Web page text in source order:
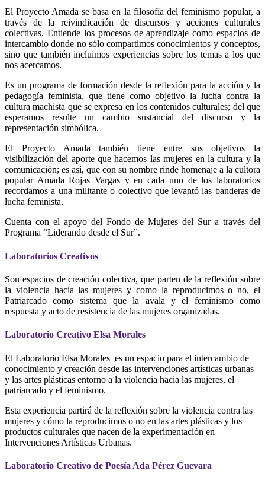
El Proyecto Amada se basa en la filosofía del feminismo popular, a
través de la reivindicación de discursos y acciones culturales
colectivas. Entiende los procesos de aprendizaje como espacios de
intercambio donde no sólo compartimos conocimientos y conceptos,
sino que también incluimos experiencias sobre los temas a los que
nos acercamos.
Es un programa de formación desde la reflexión para la acción y la
pedagogía feminista, que tiene como objetivo la lucha contra la
cultura machista que se expresa en los contenidos culturales; del que
esperamos resulte un cambio sustancial del discurso y la
representación simbólica.
El Proyecto Amada también tiene entre sus objetivos la
visibilización del aporte que hacemos las mujeres en la cultura y la
comunicación; es así, que con su nombre rinde homenaje a la cultora
popular Amada Rojas Vargas y en cada uno de los laboratorios
recordamos a una militante o colectivo que levantó las banderas de
lucha feminista.
Cuenta con el apoyo del Fondo de Mujeres del Sur a través del
Programa “Liderando desde el Sur”.
Laboratorios Creativos
Son espacios de creación colectiva, que parten de la reflexión sobre
la violencia hacia las mujeres y como la reproducimos o no, el
Patriarcado como sistema que la avala y el feminismo como
respuesta y acto de resistencia de las mujeres organizadas.
Laboratorio Creativo Elsa Morales
El Laboratorio Elsa Morales es un espacio para el intercambio de
conocimiento y creación desde las intervenciones artísticas urbanas
y las artes plásticas entorno a la violencia hacia las mujeres, el
patriarcado y el feminismo.
Esta experiencia partirá de la reflexión sobre la violencia contra las
mujeres y cómo la reproducimos o no en las artes plásticas y los
productos culturales que nacen de la experimentación en
Intervenciones Artísticas Urbanas.
Laboratorio Creativo de Poesía Ada Pérez Guevara